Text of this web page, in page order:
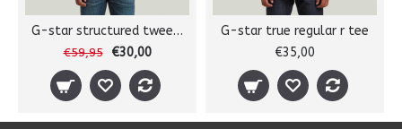
G-star structured tweeter l/s
€59,95 €30,00
G-star true regular r tee
€35,00